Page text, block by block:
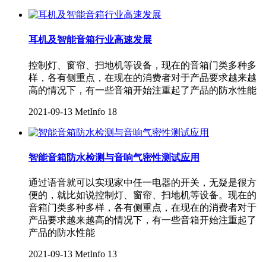
耳机及智能音箱行业高速发展
控制灯、窗帘、扫地机等设备，现在的音箱门类多种多
样，各有侧重点，在现在的消费者对于产品要求越来越
高的情况下，有一些音箱开始注重起了产品的防水性能
2021-09-13 MetInfo 18
智能音箱防水检测与音响气密性测试应用
通过语音就可以实现家中任一电器的开关，无疑是很方
便的，就比如说控制灯、窗帘、扫地机等设备。现在的
音箱门类多种多样，各有侧重点，在现在的消费者对于
产品要求越来越高的情况下，有一些音箱开始注重起了
产品的防水性能
2021-09-13 MetInfo 13